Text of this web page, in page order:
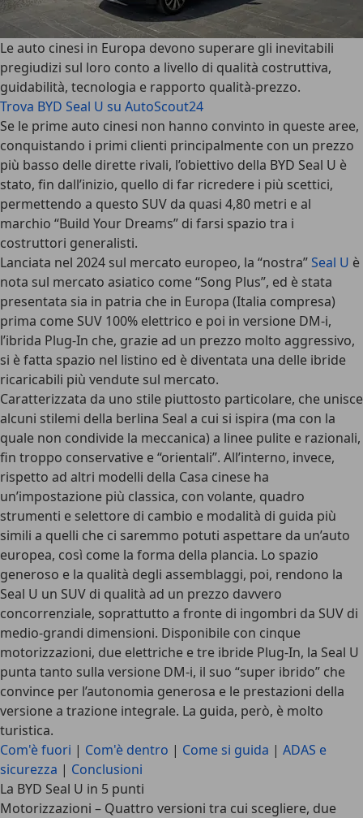
Le auto cinesi in Europa devono superare gli inevitabili
pregiudizi sul loro conto a livello di qualità costruttiva,
guidabilità, tecnologia e rapporto qualità-prezzo.
Trova BYD Seal U su AutoScout24
Se le prime auto cinesi non hanno convinto in queste aree,
conquistando i primi clienti principalmente con un prezzo
più basso delle dirette rivali, l’obiettivo della BYD Seal U è
stato, fin dall’inizio, quello di far ricredere i più scettici,
permettendo a questo SUV da quasi 4,80 metri e al
marchio “Build Your Dreams” di farsi spazio tra i
costruttori generalisti.
Lanciata nel 2024 sul mercato europeo, la “nostra”Seal U è
nota sul mercato asiatico come “Song Plus”, ed è stata
presentata sia in patria che in Europa (Italia compresa)
prima come SUV 100% elettrico e poi in versione DM-i,
l’ibrida Plug-In che, grazie ad un prezzo molto aggressivo,
si è fatta spazio nel listino ed è diventata una delle ibride
ricaricabili più vendute sul mercato.
Caratterizzata da uno stile piuttosto particolare, che unisce
alcuni stilemi della berlina Seal a cui si ispira (ma con la
quale non condivide la meccanica) a linee pulite e razionali,
fin troppo conservative e “orientali”. All’interno, invece,
rispetto ad altri modelli della Casa cinese ha
un’impostazione più classica, con volante, quadro
strumenti e selettore di cambio e modalità di guida più
simili a quelli che ci saremmo potuti aspettare da un’auto
europea, così come la forma della plancia. Lo spazio
generoso e la qualità degli assemblaggi, poi, rendono la
Seal U un SUV di qualità ad un prezzo davvero
concorrenziale, soprattutto a fronte di ingombri da SUV di
medio-grandi dimensioni. Disponibile con cinque
motorizzazioni, due elettriche e tre ibride Plug-In, la Seal U
punta tanto sulla versione DM-i, il suo “super ibrido” che
convince per l’autonomia generosa e le prestazioni della
versione a trazione integrale. La guida, però, è molto
turistica.
Com'è fuori | Com'è dentro | Come si guida | ADAS e
sicurezza | Conclusioni
La BYD Seal U in 5 punti
Motorizzazioni – Quattro versioni tra cui scegliere, due